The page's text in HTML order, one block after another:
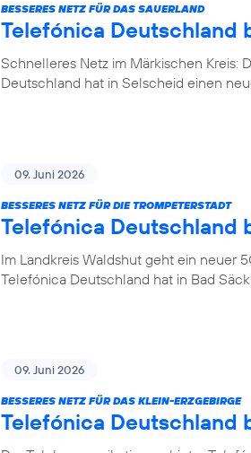
BESSERES NETZ FÜR DAS SAUERLAND
Telefónica Deutschland
Schnelleres Netz im Märkischen Kreis:
Deutschland hat in Selscheid einen
09. Juni 2026
BESSERES NETZ FÜR DIE TROMPETERSTADT
Telefónica Deutschland
Im Landkreis Waldshut geht ein neuer
Telefónica Deutschland hat in Bad
09. Juni 2026
BESSERES NETZ FÜR DAS KLEIN-ERZGEBIRGE
Telefónica Deutschland